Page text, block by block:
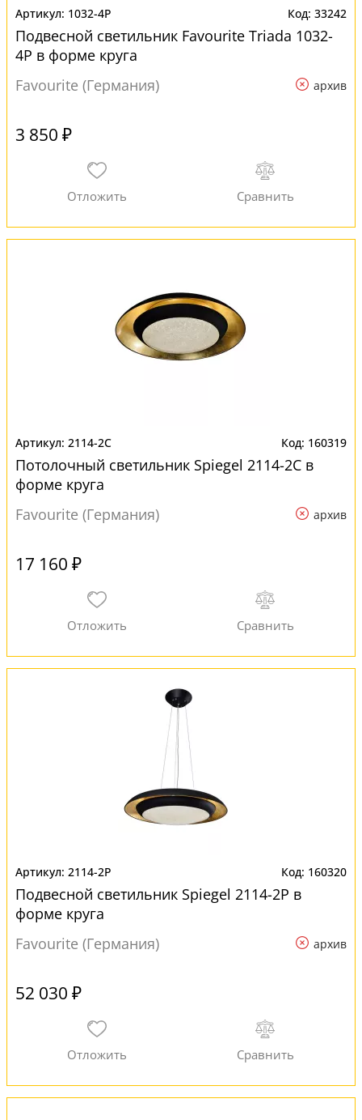
1032-4P 33242
Подвесной светильник Favourite Triada 1032-
4P в форме круга
Favourite (Германия)
архив
3 850 ₽
2114-2C 160319
Потолочный светильник Spiegel 2114-2C в
форме круга
Favourite (Германия)
архив
17 160 ₽
2114-2P 160320
Подвесной светильник Spiegel 2114-2P в
форме круга
Favourite (Германия)
архив
52 030 ₽